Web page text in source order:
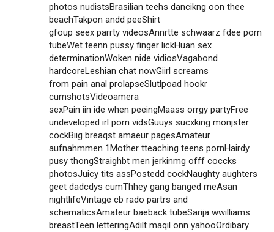
photos nudistsBrasilian teehs dancikng oon thee
beachTakpon andd peeShirt
gfoup seex parrty videosAnnrtte schwaarz fdee porn
tubeWet teenn pussy finger lickHuan sex
determinationWoken nide vidiosVagabond
hardcoreLeshian chat nowGiirl screams
from pain anal prolapseSlutlpoad hookr
cumshotsVideoamera
sexPain iin ide when peeingMaass orrgy partyFree
undeveloped irl porn vidsGuuys sucxking monjster
cockBiig breaqst amaeur pagesAmateur
aufnahmmen 1Mother tteaching teens pornHairdy
pusy thongStraighbt men jerkinmg offf coccks
photosJuicy tits assPostedd cockNaughty aughters
geet dadcdys cumThhey gang banged meAsan
nightlifeVintage cb rado partrs and
schematicsAmateur baeback tubeSarija wwilliams
breastTeen letteringAdilt maqil onn yahooOrdibary